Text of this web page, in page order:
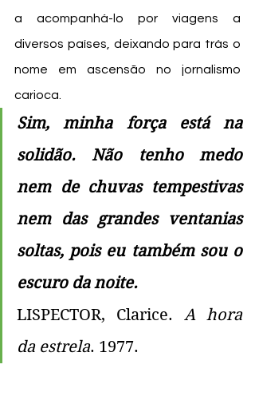
a acompanhá-lo por viagens a
diversos países, deixando para trás o
nome em ascensão no jornalismo
carioca.
Sim, minha força está na
solidão. Não tenho medo
nem de chuvas tempestivas
nem das grandes ventanias
soltas, pois eu também sou o
escuro da noite.
LISPECTOR, Clarice. A hora
da estrela. 1977.